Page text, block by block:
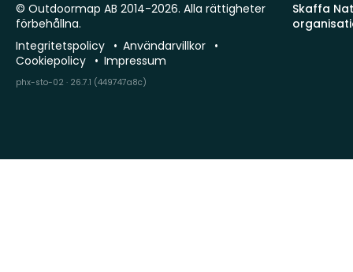
Skaffa
© Outdoormap AB 2014-2026. Alla rättigheter
förbehållna.
Integritetspolicy
Användarvillkor
Cookiepolicy
Impressum
phx-sto-02 · 26.7.1 (449747a8c)